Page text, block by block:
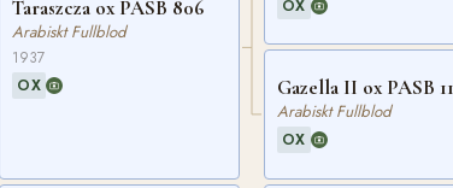
Taraszcza ox PASB 806
Arabiskt Fullblod
1937
OX
OX
Gazella II ox PASB
Arabiskt Fullblod
OX